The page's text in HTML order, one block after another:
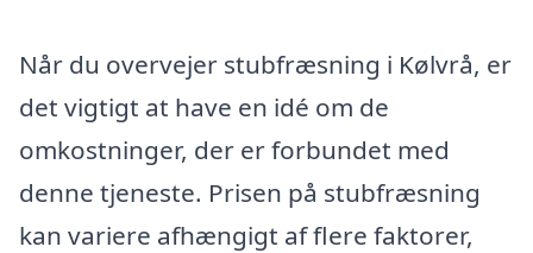
Når du overvejer stubfræsning i Kølvrå, er
det vigtigt at have en idé om de
omkostninger, der er forbundet med
denne tjeneste. Prisen på stubfræsning
kan variere afhængigt af flere faktorer,